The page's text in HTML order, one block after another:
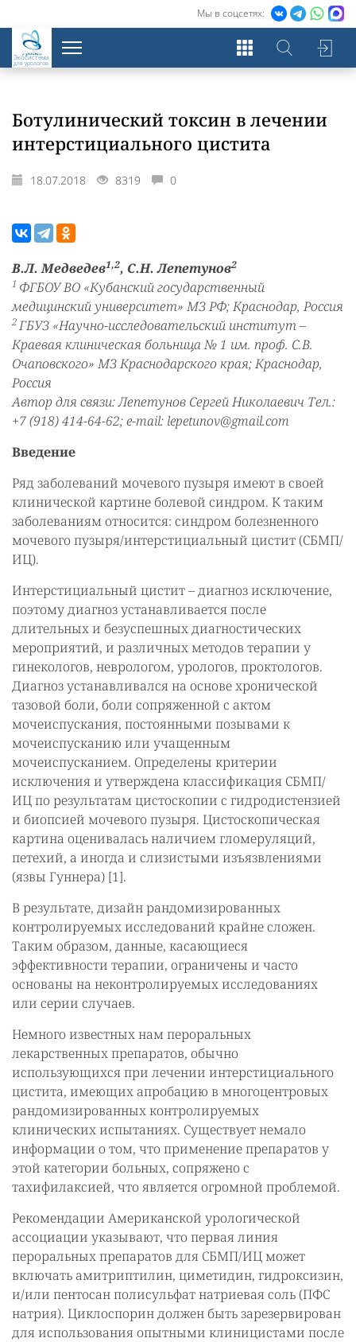
Мы в соцсетях:
Экосистема
для урологов
Ботулинический токсин в лечении
интерстициального цистита
18.07.2018 8319 0
В.Л. Медведев1,2, С.Н. Лепетунов2
1 ФГБОУ ВО «Кубанский государственный
медицинский университет» МЗ РФ; Краснодар, Россия
2ГБУЗ «Научно-исследовательский институт –
Краевая клиническая больница № 1 им. проф. С.В.
Очаповского» МЗ Краснодарского края; Краснодар,
Россия
Автор для связи: Лепетунов Сергей Николаевич Тел.:
+7 (918) 414-64-62; e-mail: lepetunov@gmail.com
Введение
Ряд заболеваний мочевого пузыря имеют в своей
клинической картине болевой синдром. К таким
заболеваниям относится: синдром болезненного
мочевого пузыря/интерстициальный цистит (СБМП/
ИЦ).
Интерстициальный цистит – диагноз исключение,
поэтому диагноз устанавливается после
длительных и безуспешных диагностических
мероприятий, и различных методов терапии у
гинекологов, неврологом, урологов, проктологов.
Диагноз устанавливался на основе хронической
тазовой боли, боли сопряженной с актом
мочеиспускания, постоянными позывами к
мочеиспусканию или учащенным
мочеиспусканием. Определены критерии
исключения и утверждена классификация СБМП/
ИЦ по результатам цистоскопии с гидродистензией
и биопсией мочевого пузыря. Цистоскопическая
картина оценивалась наличием гломеруляций,
петехий, а иногда и слизистыми изъязвлениями
(язвы Гуннера) [1].
В результате, дизайн рандомизированных
контролируемых исследований крайне сложен.
Таким образом, данные, касающиеся
эффективности терапии, ограничены и часто
основаны на неконтролируемых исследованиях
или серии случаев.
Немного известных нам пероральных
лекарственных препаратов, обычно
использующихся при лечении интерстициального
цистита, имеющих апробацию в многоцентровых
рандомизированных контролируемых
клинических испытаниях. Существует немало
информации о том, что применение препаратов у
этой категории больных, сопряжено с
тахифилаксией, что является огромной проблемой.
Рекомендации Американской урологической
ассоциации указывают, что первая линия
пероральных препаратов для СБМП/ИЦ может
включать амитриптилин, циметидин, гидроксизин,
и/или пентосан полисульфат натриевая соль (ПФС
натрия). Циклоспорин должен быть зарезервирован
для использования опытными клиницистами после